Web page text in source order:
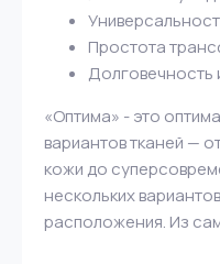
Простота
Долговечность
«Оптима» - это
вариантов тканей —
кожи до
нескольких
расположения. Из